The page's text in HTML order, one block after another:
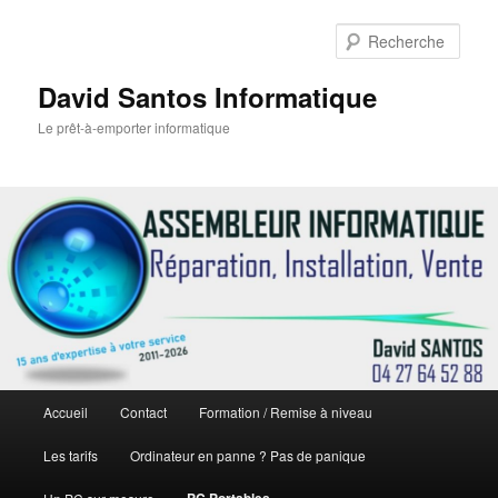
David Santos Informatique
Le prêt-à-emporter informatique
principal
Aller
au
Accueil Contact Formation / Remise à niveau
Les tarifs Ordinateur en panne ? Pas de panique